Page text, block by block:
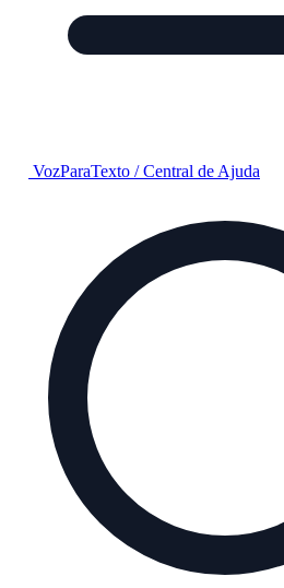
VozParaTexto /Central de Ajuda